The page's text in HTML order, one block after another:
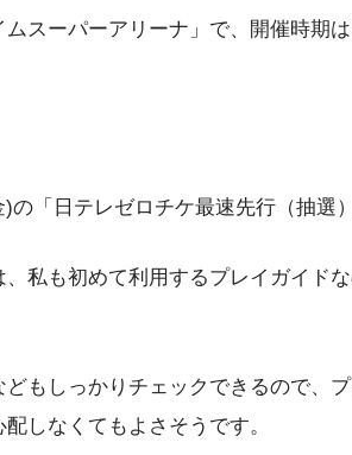
スーパーアリーナ」で、開催時期
の「日テレゼロチケ最速先行（抽選
、私も初めて利用するプレイガイド
もしっかりチェックできるので、
しなくてもよさそうです。